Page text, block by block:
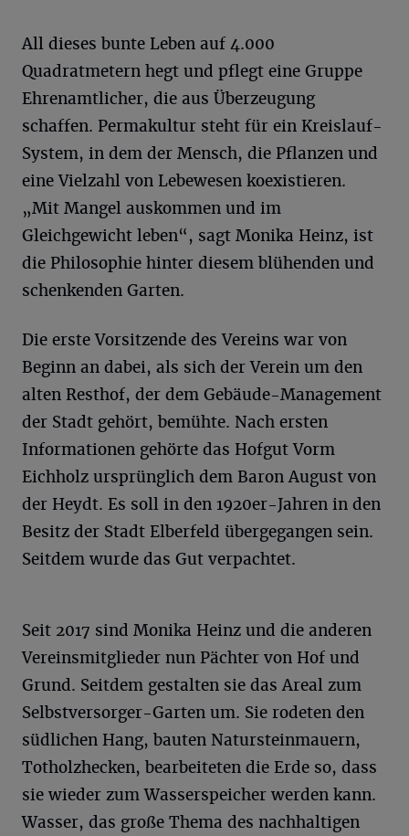
All dieses bunte Leben auf 4.000
Quadratmetern hegt und pflegt eine Gruppe
Ehrenamtlicher, die aus Überzeugung
schaffen. Permakultur steht für ein Kreislauf-
System, in dem der Mensch, die Pflanzen und
eine Vielzahl von Lebewesen koexistieren.
„Mit Mangel auskommen und im
Gleichgewicht leben“, sagt Monika Heinz, ist
die Philosophie hinter diesem blühenden und
schenkenden Garten.
Die erste Vorsitzende des Vereins war von
Beginn an dabei, als sich der Verein um den
alten Resthof, der dem Gebäude-Management
der Stadt gehört, bemühte. Nach ersten
Informationen gehörte das Hofgut Vorm
Eichholz ursprünglich dem Baron August von
der Heydt. Es soll in den 1920er-Jahren in den
Besitz der Stadt Elberfeld übergegangen sein.
Seitdem wurde das Gut verpachtet.
Seit 2017 sind Monika Heinz und die anderen
Vereinsmitglieder nun Pächter von Hof und
Grund. Seitdem gestalten sie das Areal zum
Selbstversorger-Garten um. Sie rodeten den
südlichen Hang, bauten Natursteinmauern,
Totholzhecken, bearbeiteten die Erde so, dass
sie wieder zum Wasserspeicher werden kann.
Wasser, das große Thema des nachhaltigen